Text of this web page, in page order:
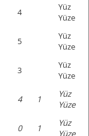
4
Yüz
Yüze
5
Yüz
Yüze
3
Yüz
Yüze
4 1
Yüz
Yüze
0 1
Yüz
Yüze